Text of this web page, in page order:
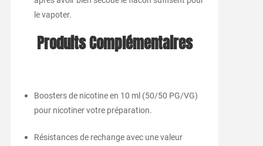
le vapoter.
Produits Complémentaires
Boosters de nicotine en 10 ml (50/50 PG/VG)
pour nicotiner votre préparation.
Résistances de rechange avec une valeur